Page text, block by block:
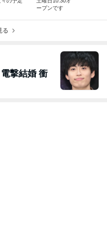
ープンです
る
撃結婚 衝